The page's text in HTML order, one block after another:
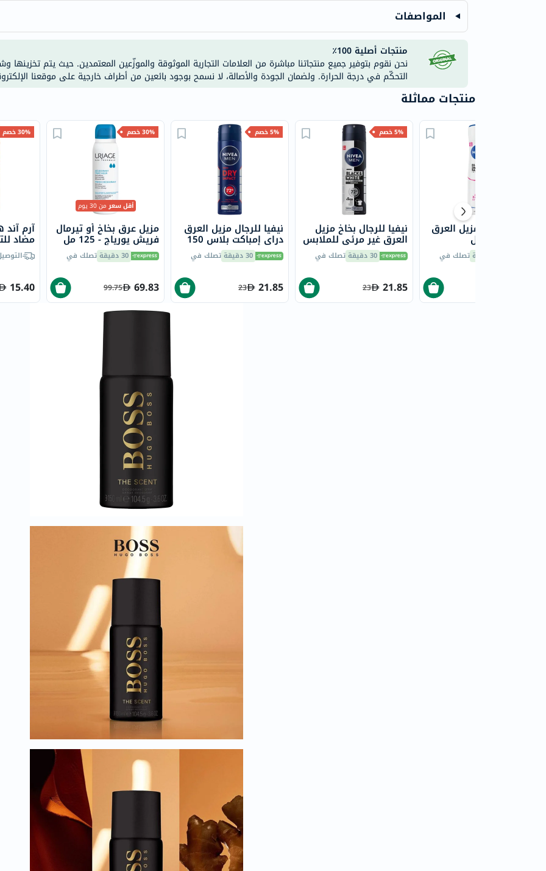
خسارة
الوزن
روتيني
باقة
الصحي
Original
IV
اختبار
التحسس
الغذائي
الصحية
البشرة
والمفاصل
صحة
القلب
دعم
مرضى
السكري
دعم
الكلى
البولية
دعم
الكبد
صحة
البروستاتا
الفيتامينات
مالتي
فيتامين
فيتامين
أ
فيتامين
ب
فيتامين
ج
فيتامين
فيتامين
المعادن
المغنيسيوم
الحديد
المواصفات
منتجات أصلية 100٪
نحن نقوم بتوفير جميع منتجاتنا مباشرة من العلامات التجارية الموثوقة والموزّعين المعتمدين. حيث يتم
التحكّم في درجة الحرارة. ولضمان الجودة والأصالة، لا نسمح بوجود بائعين من أطراف خارجية على موقعنا
منتجات مماثلة
30% خصم
آرم
مضاد
فريش، 73 جرام
15.40
30% خصم
أقل سعرمن 30 يوم
مزيل عرق بخاخ أو تيرمال
فريش يورياج - 125 مل
30 دقيقة تصلك في
69.83
99.75
5% خصم
نيفيا للرجال مزيل العرق
دراي إمباكت بلاس 150
مل 30 دقيقة تصلك في
21.85
23
5% خصم
نيفيا للرجال بخاخ مزيل
العرق غير مرئي للملابس
السوداء والبيضاء 150 مل
30 دقيقة تصلك في
21.85
23
نيفيا للنساء مزيل العرق
تصلك في